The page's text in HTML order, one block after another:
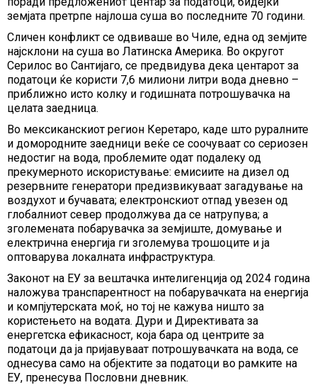
земјата претрпе најлоша суша во последните 70 години.
Сличен конфликт се одвиваше во Чиле, една од земјите
најсклони на суша во Латинска Америка. Во округот
Серилос во Сантијаго, се предвидува дека центарот за
податоци ќе користи 7,6 милиони литри вода дневно –
приближно исто колку и годишната потрошувачка на
целата заедница.
Во мексиканскиот регион Керетаро, каде што руралните
и домородните заедници веќе се соочуваат со сериозен
недостиг на вода, проблемите одат подалеку од
прекумерното искористување: емисиите на дизел од
резервните генератори предизвикуваат загадување на
воздухот и бучавата; електронскиот отпад увезен од
глобалниот север продолжува да се натрупува; а
зголемената побарувачка за земјиште, домување и
електрична енергија ги зголемува трошоците и ја
оптоварува локалната инфраструктура.
Законот на ЕУ за вештачка интелигенција од 2024 година
наложува транспарентност на побарувачката на енергија
и компјутерската моќ, но тој не кажува ништо за
користењето на водата. Дури и Директивата за
енергетска ефикасност, која бара од центрите за
податоци да ја пријавуваат потрошувачката на вода, се
однесува само на објектите за податоци во рамките на
ЕУ, пренесува Пословни дневник.